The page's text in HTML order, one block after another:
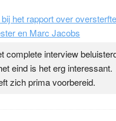
het rapport over oversterfte
en Marc Jacobs
complete interview
eind is het erg interessant.
zich prima voorbereid.